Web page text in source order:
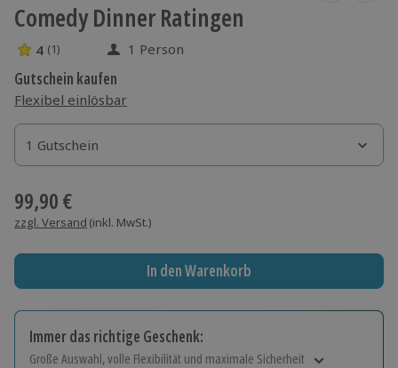
Comedy Dinner Ratingen
4 Sterne von 5 aus 1 Bewertungen
4 (1) 1 Person
Gutschein kaufen
Flexibel einlösbar
1 Gutschein
1 Gutschein
1 Gutschein
99,90 €
zzgl. Versand (inkl. MwSt.)
In den Warenkorb
Immer das richtige Geschenk:
Große Auswahl, volle Flexibilität und maximale Sicherheit